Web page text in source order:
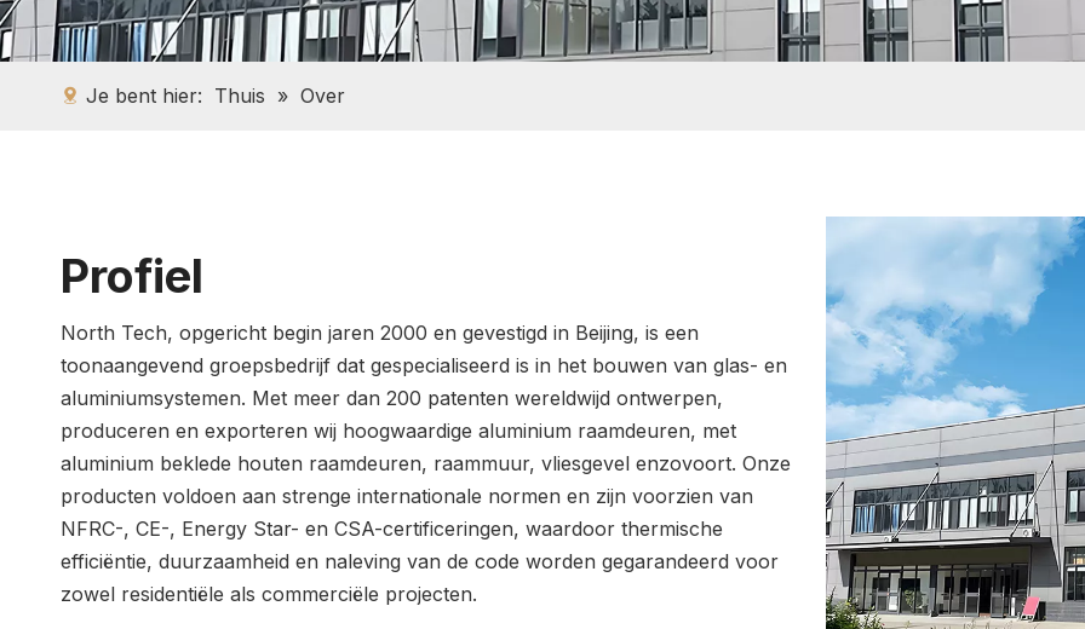
Je bent hier: Thuis » Over
Profiel
North Tech, opgericht begin jaren 2000 en gevestigd in Beijing, is een
toonaangevend groepsbedrijf dat gespecialiseerd is in het bouwen van glas- en
aluminiumsystemen. Met meer dan 200 patenten wereldwijd ontwerpen,
produceren en exporteren wij hoogwaardige aluminium raamdeuren, met
aluminium beklede houten raamdeuren, raammuur, vliesgevel enzovoort. Onze
producten voldoen aan strenge internationale normen en zijn voorzien van
NFRC-, CE-, Energy Star- en CSA-certificeringen, waardoor thermische
efficiëntie, duurzaamheid en naleving van de code worden gegarandeerd voor
zowel residentiële als commerciële projecten.